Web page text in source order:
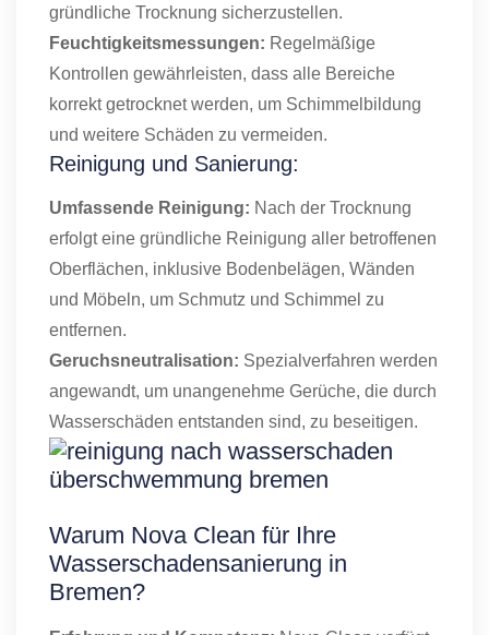
gründliche Trocknung sicherzustellen.
Feuchtigkeitsmessungen: Regelmäßige
Kontrollen gewährleisten, dass alle Bereiche
korrekt getrocknet werden, um Schimmelbildung
und weitere Schäden zu vermeiden.
Reinigung und Sanierung:
Umfassende Reinigung: Nach der Trocknung
erfolgt eine gründliche Reinigung aller betroffenen
Oberflächen, inklusive Bodenbelägen, Wänden
und Möbeln, um Schmutz und Schimmel zu
entfernen.
Geruchsneutralisation: Spezialverfahren werden
angewandt, um unangenehme Gerüche, die durch
Wasserschäden entstanden sind, zu beseitigen.
Warum Nova Clean für Ihre
Wasserschadensanierung in
Bremen?